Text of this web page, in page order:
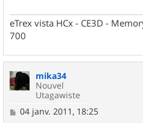
eTrex vista HCx - CE3D -
700
mika34
Nouvel
Utagawiste
M
04 janv. 2011, 18:25